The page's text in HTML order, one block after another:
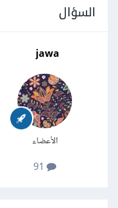
السؤال
jawa
الأعضاء